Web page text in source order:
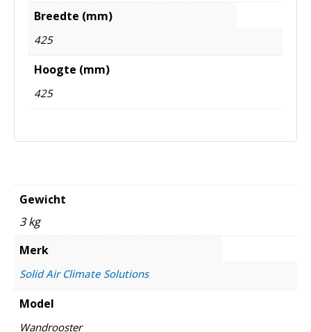
Breedte (mm)
425
Hoogte (mm)
425
Gewicht
3 kg
Merk
Solid Air Climate Solutions
Model
Wandrooster